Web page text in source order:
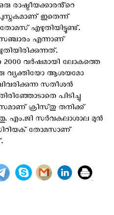
ഇതെന്ന്
എഴുതിയിട്ടുണ്ട്.
സഞ്ചാരം എന്നാണ്
2000 വർഷമായി ലോകത്തെ
വ്യക്തിയോ ആശയമോ
സതീശൻ
പിടിച്ചു
ക്രിസ്‌തു തനിക്ക്
എം.ജി സർവകലാശാല മുൻ
തോമസാണ്